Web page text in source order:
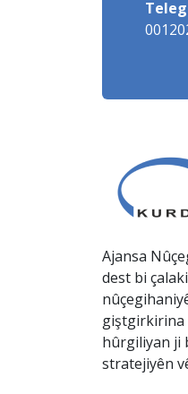
Ajansa
dest bi
giştgirkirina
hûrgiliyan ji
stratejiyên